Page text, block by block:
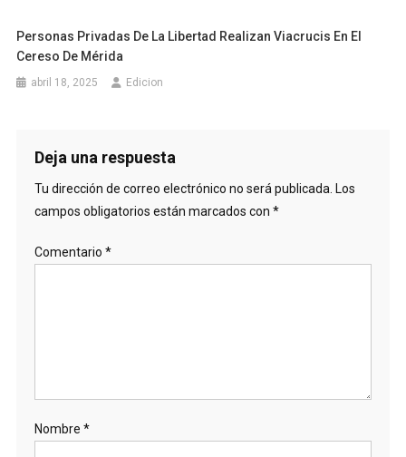
Personas Privadas De La Libertad Realizan Viacrucis En El
Cereso De Mérida
abril 18, 2025 Edicion
Deja una respuesta
Tu dirección de correo electrónico no será publicada. Los
campos obligatorios están marcados con *
Comentario *
Nombre *